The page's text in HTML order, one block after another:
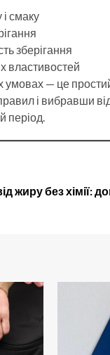
смаку
зберігання
властивостей
— це
і вибравши
період.
жиру без хімії: